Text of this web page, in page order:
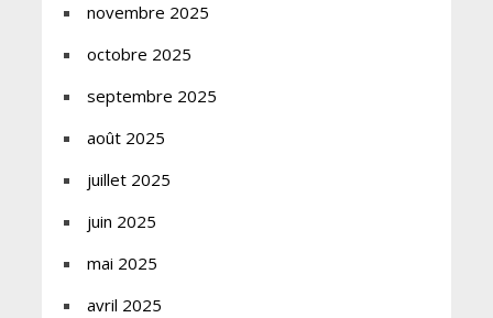
novembre 2025
octobre 2025
septembre 2025
août 2025
juillet 2025
juin 2025
mai 2025
avril 2025